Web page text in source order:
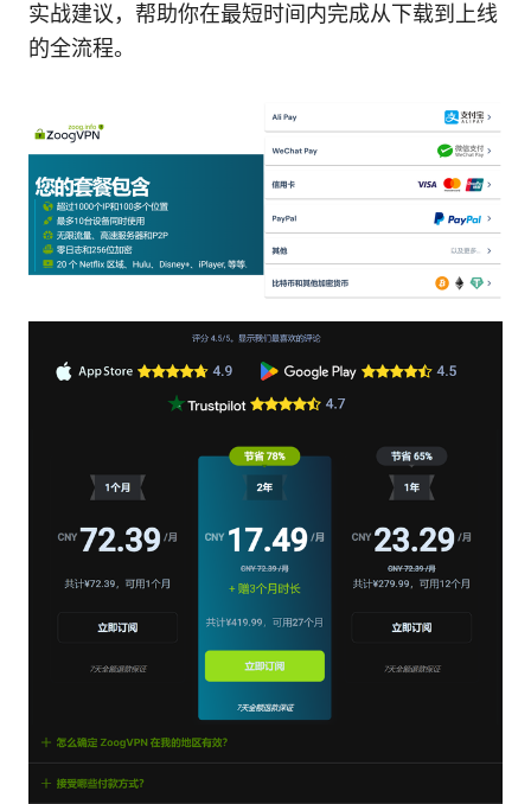
实战建议，帮助你在最短时间内完成从下载到上线
的全流程。